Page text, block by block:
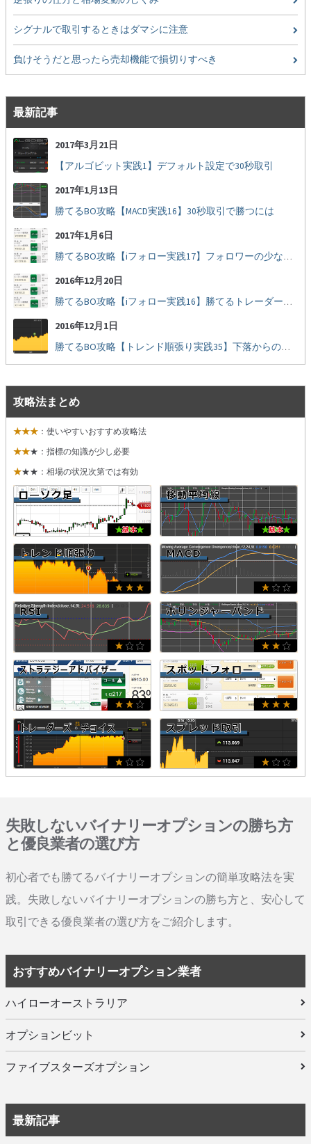
シグナルで取引するときはダマシに注意
負けそうだと思ったら売却機能で損切りすべき
最新記事
2017年3月21日
【アルゴビット実践1】デフォルト設定で30秒取引
2017年1月13日
勝てるBO攻略【MACD実践16】30秒取引で勝つには
2017年1月6日
勝てるBO攻略【iフォロー実践17】フォロワーの少ない人をフォローする
2016年12月20日
勝てるBO攻略【iフォロー実践16】勝てるトレーダーを見抜く
2016年12月1日
勝てるBO攻略【トレンド順張り実践35】下落からの反発を見極める
攻略法まとめ
★★★ ：使いやすいおすすめ攻略法
★★★：指標の知識が少し必要
★★★：相場の状況次第では有効
失敗しないバイナリーオプションの勝ち方
と優良業者の選び方
初心者でも勝てるバイナリーオプションの簡単攻略法を実
践。失敗しないバイナリーオプションの勝ち方と、安心して
取引できる優良業者の選び方をご紹介します。
おすすめバイナリーオプション業者
ハイローオーストラリア
オプションビット
ファイブスターズオプション
最新記事